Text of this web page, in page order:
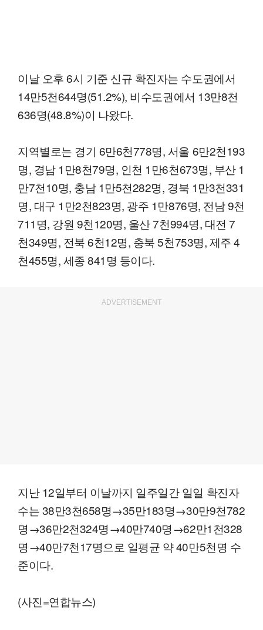
이날 오후 6시 기준 신규 확진자는 수도권에서
14만5천644명(51.2%), 비수도권에서 13만8천
636명(48.8%)이 나왔다.
지역별로는 경기 6만6천778명, 서울 6만2천193
명, 경남 1만8천79명, 인천 1만6천673명, 부산 1
만7천10명, 충남 1만5천282명, 경북 1만3천331
명, 대구 1만2천823명, 광주 1만876명, 전남 9천
711명, 강원 9천120명, 울산 7천994명, 대전 7
천349명, 전북 6천12명, 충북 5천753명, 제주 4
천455명, 세종 841명 등이다.
ADVERTISEMENT
지난 12일부터 이날까지 일주일간 일일 확진자
수는 38만3천658명→35만183명→30만9천782
명→36만2천324명→40만740명→62만1천328
명→40만7천17명으로 일평균 약 40만5천명 수
준이다.
(사진=연합뉴스)